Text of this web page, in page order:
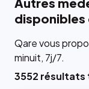
disponibles
Qare vous
minuit, 7j/7.
3552 résultats